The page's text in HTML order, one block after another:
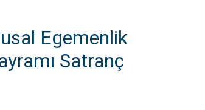
Egemenlik
Satranç